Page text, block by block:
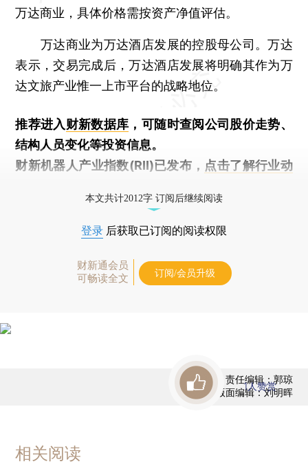
万达商业，具体价格需按资产净值评估。
万达商业为万达酒店发展的控股母公司。万达
表示，交易完成后，万达酒店发展将明确其作为万
达文旅产业惟一上市平台的战略地位。
推荐进入财新数据库 ，可随时查阅公司股价走势、
结构人员变化等投资信息。
财新机器人产业指数(RII)已发布， 点击了解行业动
本文共计2012字 订阅后继续阅读
登录 后获取已订阅的阅读权限
财新通会员
可畅读全文
订阅/会员升级
责任编辑：郭琼
版面编辑：刘明晖
1人赞赏
相关阅读